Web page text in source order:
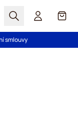
Hledat Košík
smlouvy